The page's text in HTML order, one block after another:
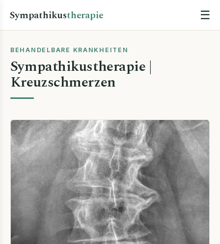
Sympathikustherapie ☰
BEHANDELBARE KRANKHEITEN
Sympathikustherapie |
Kreuzschmerzen